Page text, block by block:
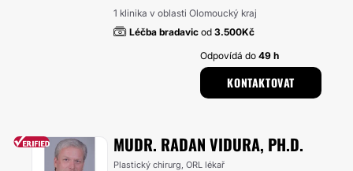
1 klinika v oblasti Olomoucký kraj
Léčba bradavic od 3.500Kč
Odpovídá do49 h
KONTAKTOVAT
MUDR. RADAN VIDURA, PH.D.
Plastický chirurg, ORL lékař